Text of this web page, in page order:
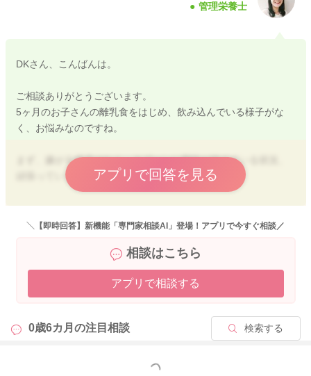
管理栄養士
DKさん、こんばんは。
ご相談ありがとうございます。
5ヶ月のお子さんの離乳食をはじめ、飲み込んでいる様子がな
く、お悩みなのですね。
まず、嫌がる様子はなく、スプーンに興味が持てている状況、
頑張っていますね。
よだれと一緒に口にいれた食べ物が出てしまっている様子との
こと、
姿勢を保つことと飲み込む2つの動作を同時に進めることは難し
いです。
飲み込むことに集中できるように、
戦してみてください。
よろしくお願いします。
アプリで回答を見る
＼【即時回答】新機能「専門家相談AI」登場！アプリで今すぐ相談／
相談はこちら
アプリで相談する
0歳6カ月の注目相談 検索する
もっと見る